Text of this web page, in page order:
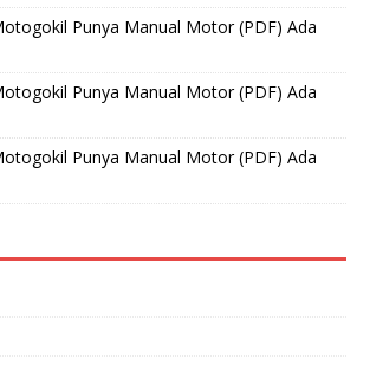
Punya Manual Motor (PDF) Ada
Punya Manual Motor (PDF) Ada
Punya Manual Motor (PDF) Ada